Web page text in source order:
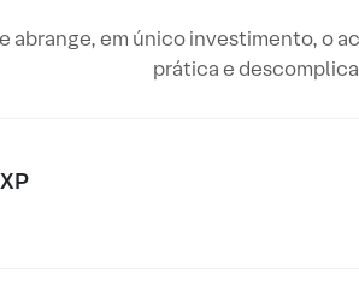
abrange, em único investimento, o
prática e